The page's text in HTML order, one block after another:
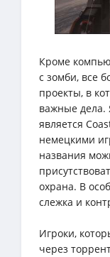
Кроме
с зомби, все
проекты, в
важные дела.
является
немецкими
названия
охрана. В
слежка и
Игроки,
через